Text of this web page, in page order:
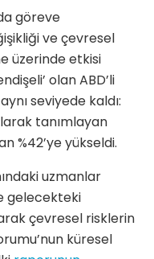
göreve
ve çevresel
üzerinde etkisi
olan ABD’li
seviyede kaldı:
tanımlayan
%42’ye yükseldi.
uzmanlar
gelecekteki
çevresel risklerin
küresel